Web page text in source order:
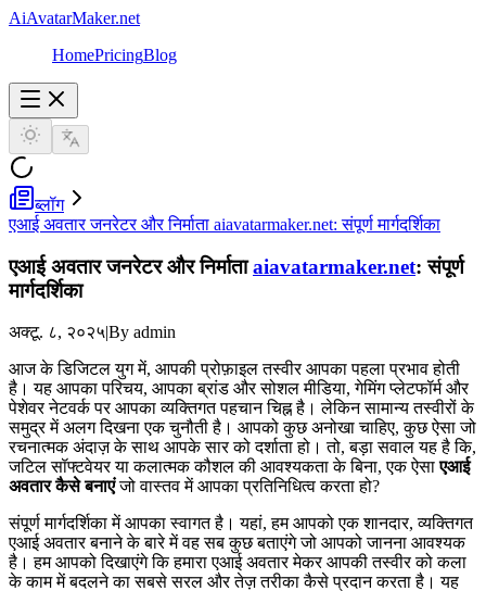
AiAvatarMaker.net
HomePricingBlog
ब्लॉग
एआई अवतार जनरेटर और निर्माता aiavatarmaker.net: संपूर्ण मार्गदर्शिका
एआई अवतार जनरेटर और निर्माताaiavatarmaker.net: संपूर्ण
मार्गदर्शिका
अक्टू. ८, २०२५|By admin
आज के डिजिटल युग में, आपकी प्रोफ़ाइल तस्वीर आपका पहला प्रभाव होती
है। यह आपका परिचय, आपका ब्रांड और सोशल मीडिया, गेमिंग प्लेटफॉर्म और
पेशेवर नेटवर्क पर आपका व्यक्तिगत पहचान चिह्न है। लेकिन सामान्य तस्वीरों के
समुद्र में अलग दिखना एक चुनौती है। आपको कुछ अनोखा चाहिए, कुछ ऐसा जो
रचनात्मक अंदाज़ के साथ आपके सार को दर्शाता हो। तो, बड़ा सवाल यह है कि,
जटिल सॉफ्टवेयर या कलात्मक कौशल की आवश्यकता के बिना, एक ऐसाएआई
अवतार कैसे बनाएंजो वास्तव में आपका प्रतिनिधित्व करता हो?
संपूर्ण मार्गदर्शिका में आपका स्वागत है। यहां, हम आपको एक शानदार, व्यक्तिगत
एआई अवतार बनाने के बारे में वह सब कुछ बताएंगे जो आपको जानना आवश्यक
है। हम आपको दिखाएंगे कि हमारा एआई अवतार मेकर आपकी तस्वीर को कला
के काम में बदलने का सबसे सरल और तेज़ तरीका कैसे प्रदान करता है। यह